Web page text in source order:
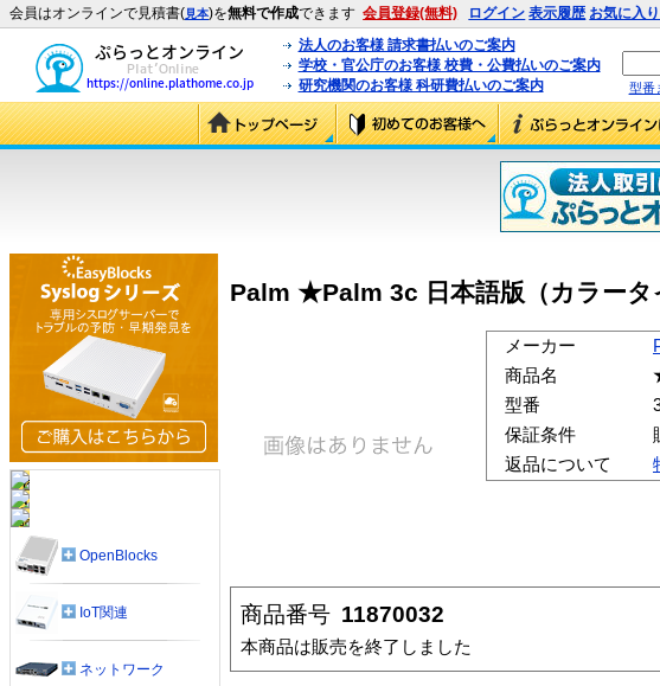
会員はオンラインで見積書(見本)を無料で作成できます 会員登録(無料) ログイン 表示履歴 お気に入
法人のお客様 請求書払いのご案内
学校・官公庁のお客様 校費・公費払いのご案内
研究機関のお客様 科研費払いのご案内
型番
Palm ★Palm 3c 日本語版（カラータ
メーカー
商品名
型番
保証条件
返品について
商品番号 11870032
本商品は販売を終了しました
OpenBlocks
IoT関連
ネットワーク